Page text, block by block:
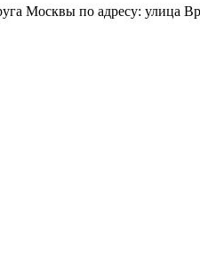
Москвы по адресу: улица